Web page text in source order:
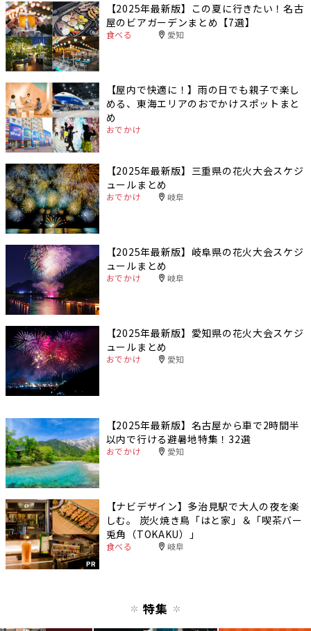
【2025年最新版】この夏に行きたい！名古
屋のビアガーデンまとめ【7選】
食べる 愛知
【屋内で快適に！】雨の日でも親子で楽し
める、東海エリアのおでかけスポットまと
め
おでかけ
【2025年最新版】三重県の花火大会スケジ
ュールまとめ
おでかけ 岐阜
【2025年最新版】岐阜県の花火大会スケジ
ュールまとめ
おでかけ 岐阜
【2025年最新版】愛知県の花火大会スケジ
ュールまとめ
おでかけ 愛知
【2025年最新版】名古屋から車で2時間半
以内で行ける避暑地特集！32選
おでかけ 愛知
PR
【ナビデザイン】多治見駅で大人の夜を楽
しむ。 炭火焼き鳥「はと家」＆「喫茶バー
兎角（TOKAKU）」
食べる 岐阜
特集